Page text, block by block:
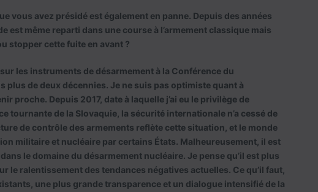
vous avez présidé est également en panne. Depuis des années
est même reparti dans une course à l’armement classique mais
stopper cette fuite en avant ?
les instruments de désarmement à la Conférence du
plus de deux décennies. Je ne suis pas optimiste quant à
proche. Depuis 2017, date à laquelle j’ai eu le privilège de
tournante de la Slovaquie, la sécurité internationale n’a cessé de
de contrôle des armements reflète cette situation, et le monde
militaire et nucléaire par certains États. Malheureusement, il est
le domaine du désarmement nucléaire. Je pense qu’il est plus
le ralentissement des tendances négatives actuelles. Ce qu’il faut,
une plus grande transparence et un dialogue intensifié de la